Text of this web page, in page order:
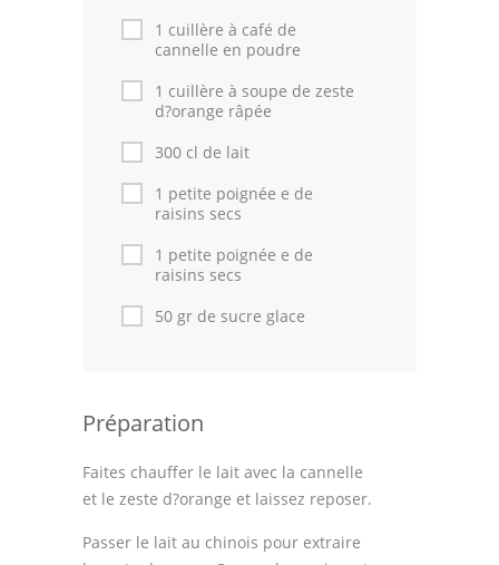
Espace Personnel
1 cuillère à café de
cannelle en poudre
1 cuillère à soupe de zeste
d?orange râpée
300 cl de lait
1 petite poignée e de
raisins secs
1 petite poignée e de
raisins secs
50 gr de sucre glace
Préparation
Faites chauffer le lait avec la cannelle
et le zeste d?orange et laissez reposer.
Passer le lait au chinois pour extraire